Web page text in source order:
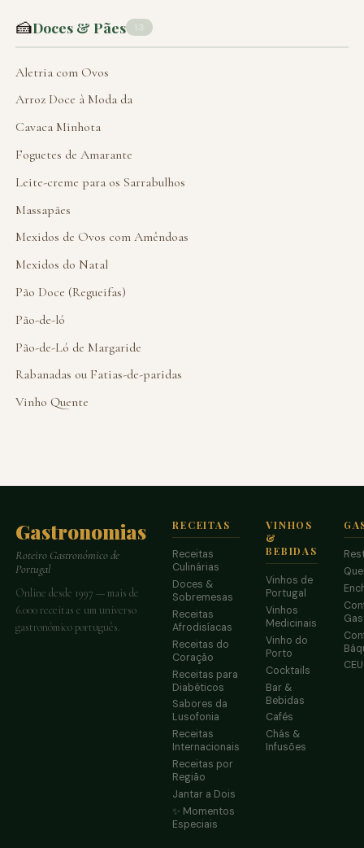
🍰Doces & Pães
Aletria com Ovos
Arroz Doce à Moda da
Cavaca Minhota
Foguetes de Amarante
Leite-creme para os Sarrabulhos
Massapães
Mexidos de Ovos com Amêndoas
Mexidos do Natal
Pão Doce (Regueifas)
Pão-de-ló
Pão-de-Ló de Margaride
Rabanadas ou Fatias-de-paridas
Vinho Quente
Gastronomias
Roteiro Gastronómico de
Portugal
Online desde 1997 — mais de
6.000 receitas e um universo
gastronómico português.
RECEITAS
Receitas
Culinárias
Doces &
Sobremesas
Receitas
Afrodisíacas
Receitas do
Coração
Receitas para
Diabéticos
Sabores da
Lusofonia
Receitas
Internacionais
Receitas por
Região
Jantar a Dois
✨ Momentos
Especiais
VINHOS
&
BEBIDAS
Vinhos de
Portugal
Vinhos
Medicinais
Vinho do
Porto
Cocktails
Bar &
Bebidas
Cafés
Chás &
Infusões